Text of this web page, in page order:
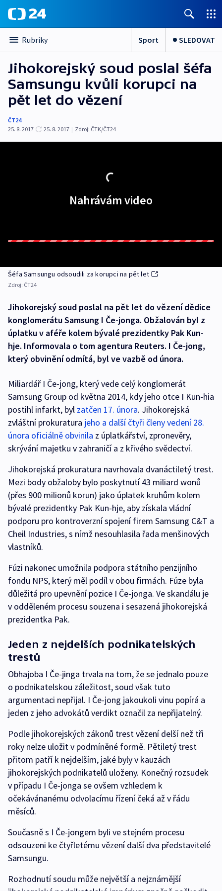
Rubriky Sport SLEDOVAT
Jihokorejský soud poslal šéfa
Samsungu kvůli korupci na
pět let do vězení
ČT24
25. 8. 2017
25. 8. 2017 | Zdroj: ČTK/ČT24
Nahrávám video
Šéfa Samsungu odsoudili za korupci na pět let
Zdroj: ČT24
Jihokorejský soud poslal na pět let do vězení dědice
konglomerátu Samsung I Če-jonga. Obžalován byl z
úplatku v aféře kolem bývalé prezidentky Pak Kun-
hje. Informovala o tom agentura Reuters. I Če-jong,
který obvinění odmítá, byl ve vazbě od února.
Miliardář I Če-jong, který vede celý konglomerát
Samsung Group od května 2014, kdy jeho otce I Kun-hia
postihl infarkt, byl zatčen 17. února. Jihokorejská
zvláštní prokuratura jeho a další čtyři členy vedení 28.
února oficiálně obvinila z úplatkářství, zpronevěry,
skrývání majetku v zahraničí a z křivého svědectví.
Jihokorejská prokuratura navrhovala dvanáctiletý trest.
Mezi body obžaloby bylo poskytnutí 43 miliard wonů
(přes 900 milionů korun) jako úplatek kruhům kolem
bývalé prezidentky Pak Kun-hje, aby získala vládní
podporu pro kontroverzní spojení firem Samsung C&T a
Cheil Industries, s nímž nesouhlasila řada menšinových
vlastníků.
Fúzi nakonec umožnila podpora státního penzijního
fondu NPS, který měl podíl v obou firmách. Fúze byla
důležitá pro upevnění pozice I Če-jonga. Ve skandálu je
v odděleném procesu souzena i sesazená jihokorejská
prezidentka Pak.
Jeden z nejdelších podnikatelských
trestů
Obhajoba I Če-jinga trvala na tom, že se jednalo pouze
o podnikatelskou záležitost, soud však tuto
argumentaci nepřijal. I Če-jong jakoukoli vinu popírá a
jeden z jeho advokátů verdikt označil za nepřijatelný.
Podle jihokorejských zákonů trest vězení delší než tři
roky nelze uložit v podmíněné formě. Pětiletý trest
přitom patří k nejdelším, jaké byly v kauzách
jihokorejských podnikatelů uloženy. Konečný rozsudek
v případu I Če-jonga se ovšem vzhledem k
očekávánanému odvolacímu řízení čeká až v řádu
měsíců.
Současně s I Če-jongem byli ve stejném procesu
odsouzeni ke čtyřletému vězení další dva představitelé
Samsungu.
Rozhodnutí soudu může největší a nejznámější